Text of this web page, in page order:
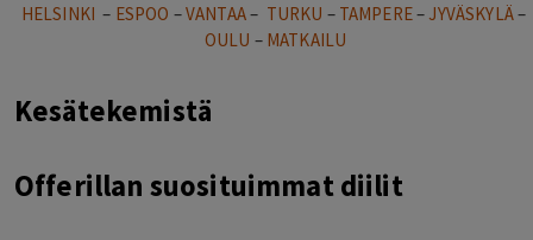
HELSINKI – ESPOO –VANTAA– TURKU – TAMPERE–JYVÄSKYLÄ–
OULU – MATKAILU
Kesätekemistä
Offerillan suosituimmat diilit